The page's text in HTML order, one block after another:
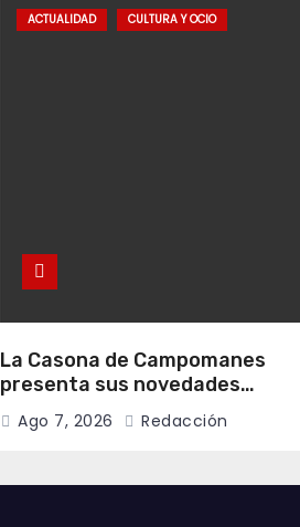
ACTUALIDAD CULTURA Y OCIO
La Casona de Campomanes
presenta sus novedades
literarias para el mes de agosto
Ago 7, 2026 Redacción